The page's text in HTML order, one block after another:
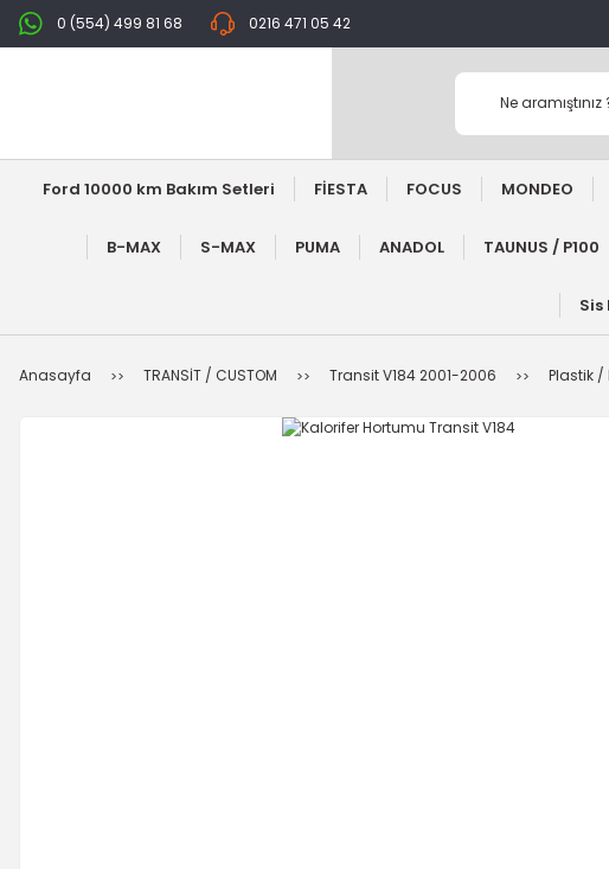
0 (554) 499 81 68 0216 471 05 42
Ford 10000 km Bakım Setleri FİESTA FOCUS MONDEO
B-MAX S-MAX PUMA ANADOL TAUNUS / P100
Sis
Anasayfa TRANSİT / CUSTOM Transit V184 2001-2006 Plastik /